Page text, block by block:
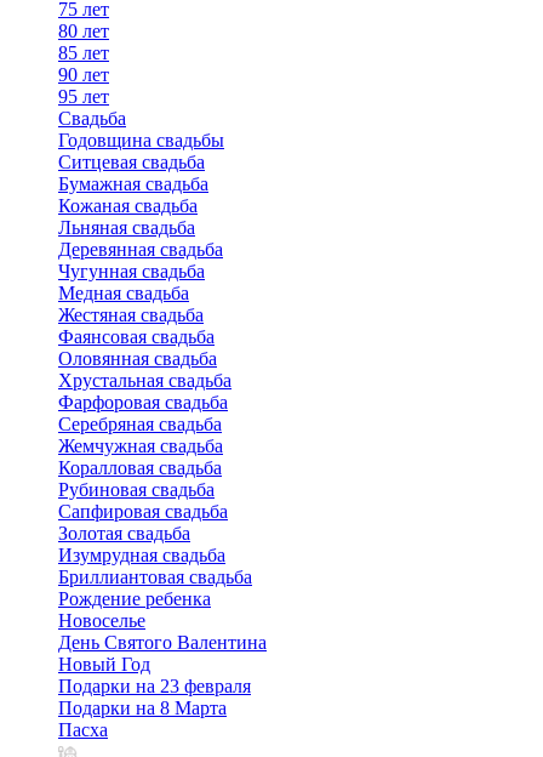
75 лет
80 лет
85 лет
90 лет
95 лет
Свадьба
Годовщина свадьбы
Ситцевая свадьба
Бумажная свадьба
Кожаная свадьба
Льняная свадьба
Деревянная свадьба
Чугунная свадьба
Медная свадьба
Жестяная свадьба
Фаянсовая свадьба
Оловянная свадьба
Хрустальная свадьба
Фарфоровая свадьба
Серебряная свадьба
Жемчужная свадьба
Коралловая свадьба
Рубиновая свадьба
Сапфировая свадьба
Золотая свадьба
Изумрудная свадьба
Бриллиантовая свадьба
Рождение ребенка
Новоселье
День Святого Валентина
Новый Год
Подарки на 23 февраля
Подарки на 8 Марта
Пасха